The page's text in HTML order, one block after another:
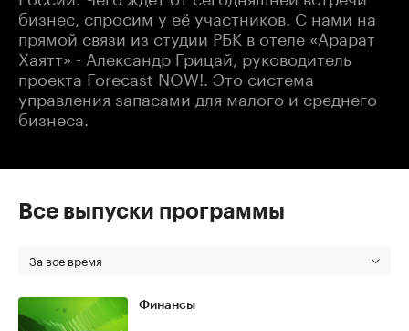
бизнес, спросим у её участников. С нами на
прямой связи из студии РБК в отеле «Арарат
Хаятт» - Александр Грицай, руководитель
проекта Forecast NOW!. Это система
управления запасами для малого и среднего
бизнеса.
Все выпуски программы
За все время
Финансы